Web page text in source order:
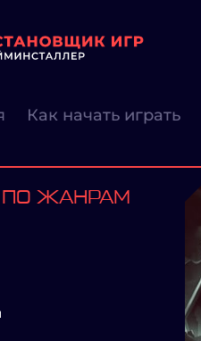
Как начать играть
ПО ЖАНРАМ